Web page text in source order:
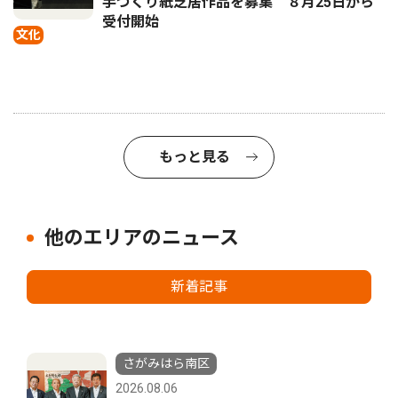
文化
受付開始
もっと見る
他のエリアのニュース
新着記事
さがみはら南区
2026.08.06